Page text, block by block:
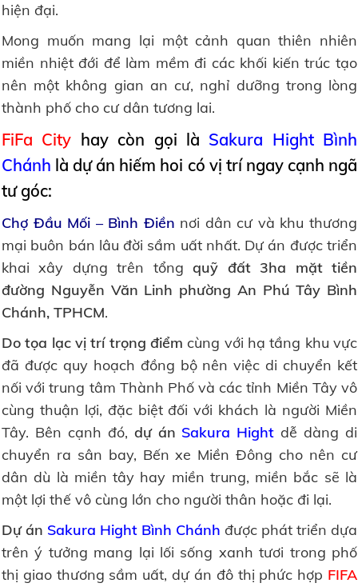
hiện đại.
Mong muốn mang lại một cảnh quan thiên nhiên
miền nhiệt đới để làm mềm đi các khối kiến trúc tạo
nên một không gian an cư, nghỉ dưỡng trong lòng
thành phố cho cư dân tương lai.
FiFa City hay còn gọi là Sakura Hight Bình
Chánh là dự án hiếm hoi có vị trí ngay cạnh ngã
tư góc:
Chợ Đầu Mối – Bình Điền nơi dân cư và khu thương
mại buôn bán lâu đời sầm uất nhất. Dự án được triển
khai xây dựng trên tổngquỹ đất 3ha mặt tiền
đường Nguyễn Văn Linh phường An Phú Tây Bình
Chánh, TPHCM.
Do tọa lạc vị trí trọng điểm cùng với hạ tầng khu vực
đã được quy hoạch đồng bộ nên việc di chuyển kết
nối với trung tâm Thành Phố và các tỉnh Miền Tây vô
cùng thuận lợi, đặc biệt đối với khách là người Miền
Tây. Bên cạnh đó, dự án Sakura Hight dễ dàng di
chuyển ra sân bay, Bến xe Miền Đông cho nên cư
dân dù là miền tây hay miền trung, miền bắc sẽ là
một lợi thế vô cùng lớn cho người thân hoặc đi lại.
Dự án Sakura Hight Bình Chánh được phát triển dựa
trên ý tưởng mang lại lối sống xanh tươi trong phố
thị giao thương sầm uất, dự án đô thị phức hợp FIFA